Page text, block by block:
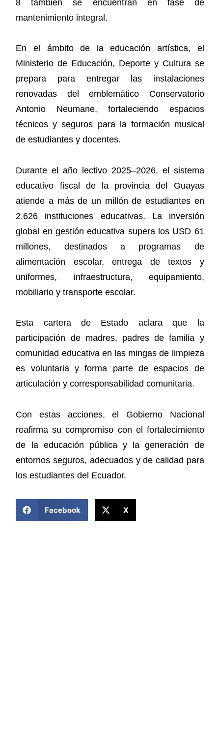
8 también se encuentran en fase de
mantenimiento integral.
En el ámbito de la educación artística, el
Ministerio de Educación, Deporte y Cultura se
prepara para entregar las instalaciones
renovadas del emblemático Conservatorio
Antonio Neumane, fortaleciendo espacios
técnicos y seguros para la formación musical
de estudiantes y docentes.
Durante el año lectivo 2025–2026, el sistema
educativo fiscal de la provincia del Guayas
atiende a más de un millón de estudiantes en
2.626 instituciones educativas. La inversión
global en gestión educativa supera los USD 61
millones, destinados a programas de
alimentación escolar, entrega de textos y
uniformes, infraestructura, equipamiento,
mobiliario y transporte escolar.
Esta cartera de Estado aclara que la
participación de madres, padres de familia y
comunidad educativa en las mingas de limpieza
es voluntaria y forma parte de espacios de
articulación y corresponsabilidad comunitaria.
Con estas acciones, el Gobierno Nacional
reafirma su compromiso con el fortalecimiento
de la educación pública y la generación de
entornos seguros, adecuados y de calidad para
los estudiantes del Ecuador.
Facebook X